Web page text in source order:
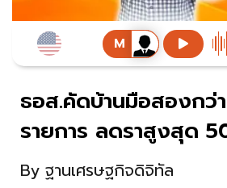
ธอส.คัดบ้านมือสองกว่
รายการ ลดราสูงสุด
By ฐานเศรษฐกิจดิจิทัล